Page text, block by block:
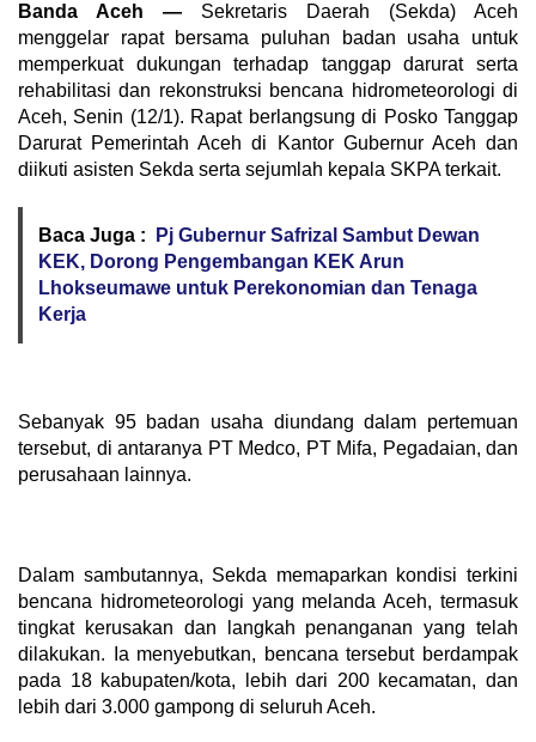
Banda Aceh — Sekretaris Daerah (Sekda) Aceh
menggelar rapat bersama puluhan badan usaha untuk
memperkuat dukungan terhadap tanggap darurat serta
rehabilitasi dan rekonstruksi bencana hidrometeorologi di
Aceh, Senin (12/1). Rapat berlangsung di Posko Tanggap
Darurat Pemerintah Aceh di Kantor Gubernur Aceh dan
diikuti asisten Sekda serta sejumlah kepala SKPA terkait.
Baca Juga :
Pj Gubernur Safrizal Sambut Dewan
KEK, Dorong Pengembangan KEK Arun
Lhokseumawe untuk Perekonomian dan Tenaga
Kerja
‎Sebanyak 95 badan usaha diundang dalam pertemuan
tersebut, di antaranya PT Medco, PT Mifa, Pegadaian, dan
perusahaan lainnya.
‎Dalam sambutannya, Sekda memaparkan kondisi terkini
bencana hidrometeorologi yang melanda Aceh, termasuk
tingkat kerusakan dan langkah penanganan yang telah
dilakukan. Ia menyebutkan, bencana tersebut berdampak
pada 18 kabupaten/kota, lebih dari 200 kecamatan, dan
lebih dari 3.000 gampong di seluruh Aceh.